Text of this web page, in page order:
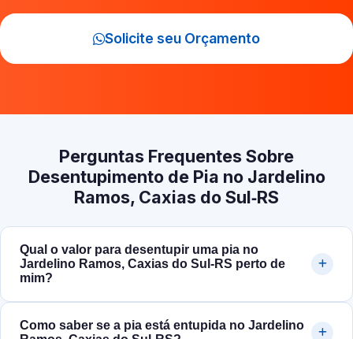
Solicite seu Orçamento
Perguntas Frequentes Sobre
Desentupimento de Pia no Jardelino
Ramos, Caxias do Sul‑RS
Qual o valor para desentupir uma pia no
Jardelino Ramos, Caxias do Sul‑RS perto de
mim?
Como saber se a pia está entupida no Jardelino